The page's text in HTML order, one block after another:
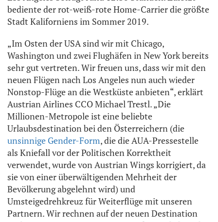
bediente der rot-weiß-rote Home-Carrier die größte
Stadt Kaliforniens im Sommer 2019.
„Im Osten der USA sind wir mit Chicago,
Washington und zwei Flughäfen in New York bereits
sehr gut vertreten. Wir freuen uns, dass wir mit den
neuen Flügen nach Los Angeles nun auch wieder
Nonstop-Flüge an die Westküste anbieten“, erklärt
Austrian Airlines CCO Michael Trestl. „Die
Millionen-Metropole ist eine beliebte
Urlaubsdestination bei den Österreichern (die
unsinnige Gender-Form, die die AUA-Pressestelle
als Kniefall vor der Politischen Korrektheit
verwendet, wurde von Austrian Wings korrigiert, da
sie von einer überwältigenden Mehrheit der
Bevölkerung abgelehnt wird) und
Umsteigedrehkreuz für Weiterflüge mit unseren
Partnern. Wir rechnen auf der neuen Destination